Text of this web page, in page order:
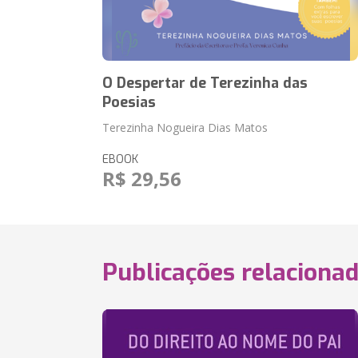
O Despertar de Terezinha das
Poesias
Terezinha Nogueira Dias Matos
EBOOK
R$ 29,56
Publicações